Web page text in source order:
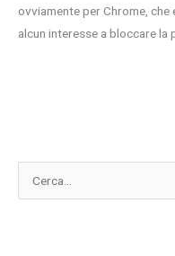
ovviamente per Chrome,
alcun interesse a bloccare la
e